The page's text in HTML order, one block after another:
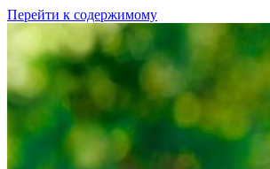
Перейти к содержимому